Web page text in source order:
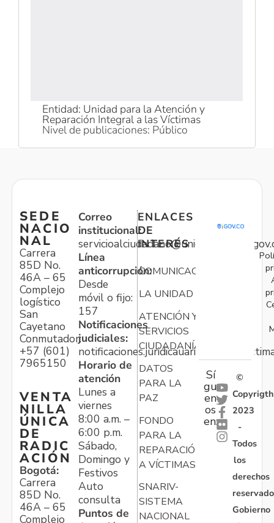
Entidad: Unidad para la Atención y
Reparación Integral a las Víctimas
Nivel de publicaciones: Público
SEDE
NACIO
NAL
Carrera
85D No.
46A – 65
Complejo
logístico
San
Cayetano
Conmutador:
+57 (601)
7965150
VENTA
NILLA
ÚNICA
DE
RADIC
ACIÓN
Bogotá:
Carrera
85D No.
46A – 65
Complejo
Correo
institucional:
Línea
anticorrupción:
Desde
móvil o fijo:
157
Notificaciones
judiciales:
Horario de
atención
Lunes a
viernes
8:00 a.m. –
6:00 p.m.
Sábado,
Domingo y
Festivos
Auto
consulta
Puntos de
ENLACES
DE
INTERÉS
COMUNICACIONES
LA UNIDAD
ATENCIÓN Y
SERVICIOS
CIUDADANÍA
DATOS
PARA LA
PAZ
FONDO
PARA LA
REPARACIÓN
A VÍCTIMAS
SNARIV-
SISTEMA
NACIONAL
Sí
gu
en
os
en:
©
Copyrigth
2023
-
Todos
los
derechos
Gobierno